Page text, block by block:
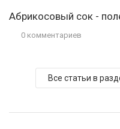
Абрикосовый сок -
0 комментариев
Все статьи в